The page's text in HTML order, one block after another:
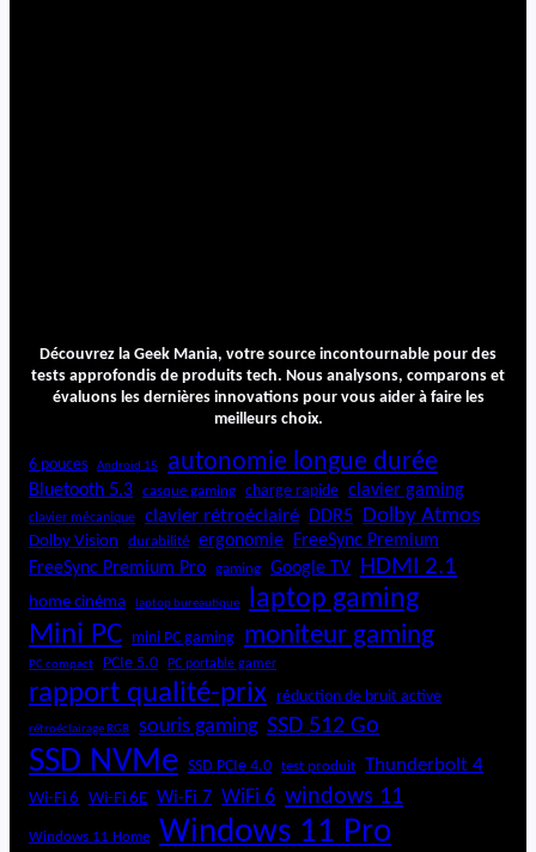
Découvrez la Geek Mania, votre source incontournable pour des
tests approfondis de produits tech. Nous analysons, comparons et
évaluons les dernières innovations pour vous aider à faire les
meilleurs choix.
6 pouces Android 15 autonomie longue durée
Bluetooth 5.3 casque gaming charge rapide clavier gaming
clavier mécanique clavier rétroéclairé DDR5 Dolby Atmos
Dolby Vision durabilité ergonomie FreeSync Premium
FreeSync Premium Pro
gaming Google TV HDMI 2.1
home cinéma laptop bureautique laptop gaming
Mini PC mini PC gaming moniteur gaming
PC compact PCIe 5.0 PC portable gamer
rapport qualité-prix réduction de bruit active
rétroéclairage RGB souris gaming SSD 512 Go
SSD NVMe SSD PCIe 4.0 test produit Thunderbolt 4
Wi-Fi 6 Wi-Fi 6E Wi-Fi 7 WiFi 6 windows 11
Windows 11 Home Windows 11 Pro